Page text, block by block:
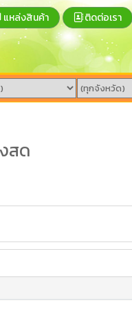
แหล่งสินค้า ติดต่อเรา
สด